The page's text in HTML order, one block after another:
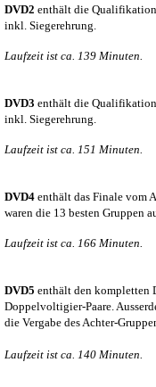
DVD2 enthält die
inkl. Siegerehrung.
Laufzeit ist ca. 139 Minuten.
DVD3 enthält die
inkl. Siegerehrung.
Laufzeit ist ca. 151 Minuten.
DVD4 enthält das Finale vom
waren die 13 besten Gruppen
Laufzeit ist ca. 166 Minuten.
DVD5 enthält den kompletten
Doppelvoltigier-Paare.
die Vergabe des Achter-
Laufzeit ist ca. 140 Minuten.